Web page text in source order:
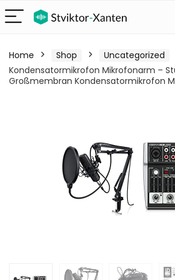
Home Shop Uncategorized
Kondensatormikrofon Mikrofonarm –
Großmembran Kondensatormikrofon